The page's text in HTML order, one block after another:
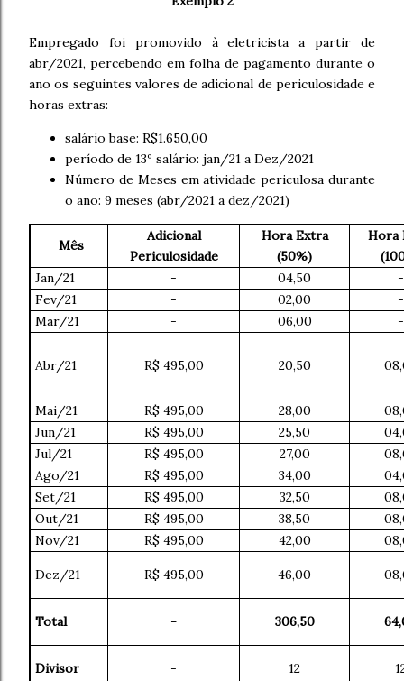
Empregado foi promovido à eletricista a partir de
abr/2021, percebendo em folha de pagamento durante o
ano os seguintes valores de adicional de periculosidade e
horas extras:
salário base: R$1.650,00
período de 13º salário: jan/21 a Dez/2021
Número de Meses em atividade periculosa durante
o ano: 9 meses (abr/2021 a dez/2021)
Mês
Adicional
Periculosidade
Hora Extra
(50%)
Hora
Jan/21
- 04,50
-
Fev/21
- 02,00
-
Mar/21
- 06,00 -
Abr/21 R$ 495,00 20,50
Mai/21 R$ 495,00 28,00
Jun/21
R$ 495,00 25,50
Jul/21
R$ 495,00 27,00
Ago/21
R$ 495,00 34,00
Set/21
R$ 495,00 32,50
Out/21
R$ 495,00 38,50
Nov/21
R$ 495,00 42,00
Dez/21 R$ 495,00 46,00
Total - 306,50
Divisor - 12